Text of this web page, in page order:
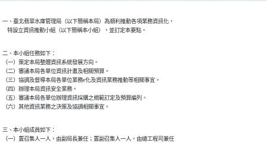
一、臺北翡翠水庫管理局（以下簡稱本局）為順利推動各項業務資訊化，
    特設立資訊推動小組（以下簡稱本小組），並訂定本要點。
二、本小組任務如下：
（一）策定本局整體資訊系統發展方向。
（二）審議本局各單位資訊計畫及相關預算。
（三）協調及督導本局各單位業務e化及資訊業務推動等相關事宜。
（四）辦理本局資訊安全業務。
（五）審議本局各單位辦理資訊採購之規範訂定及預算編列。
（六）其他資訊業務之決策及協調相關事宜。
三、本小組成員如下：
（一）置召集人一人，由副局長兼任；置副召集人一人，由總工程司兼任